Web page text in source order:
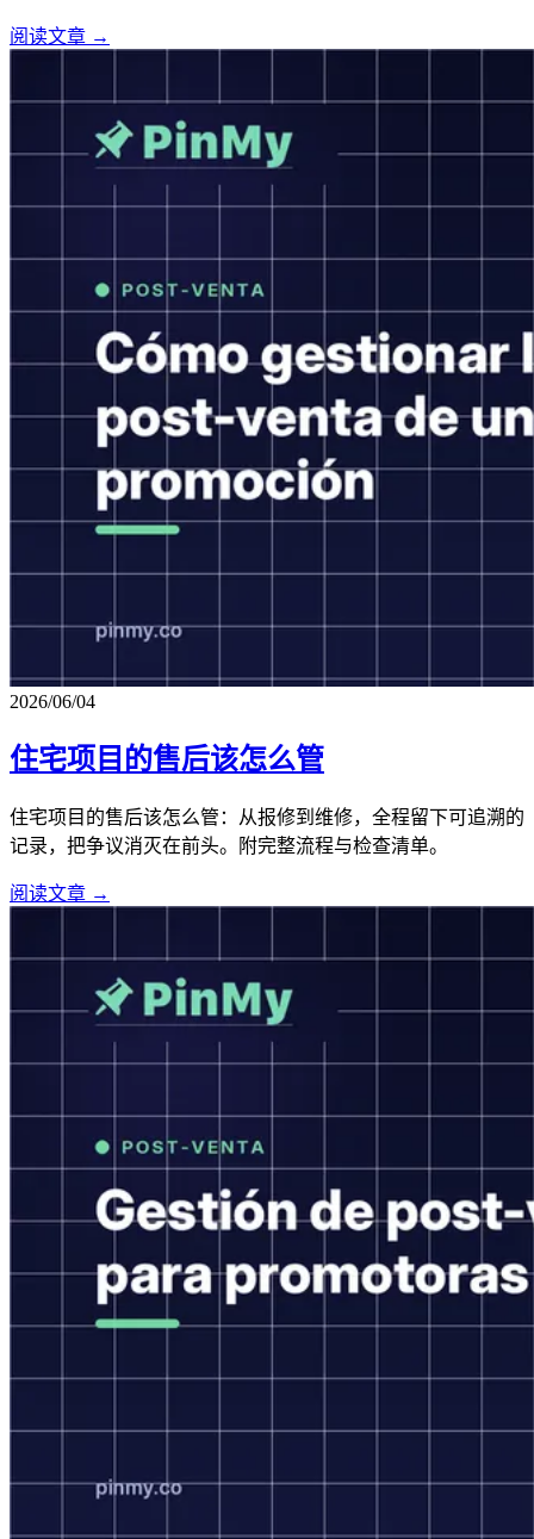
阅读文章 →
2026/06/04
住宅项目的售后该怎么管
住宅项目的售后该怎么管：从报修到维修，全程留下可追溯的
记录，把争议消灭在前头。附完整流程与检查清单。
阅读文章 →